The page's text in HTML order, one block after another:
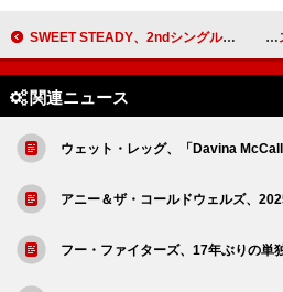
SWEET STEADY、2ndシングル『YAKIMOCHI/ぐっじょぶ！』ジャケ写＆収録内容公開
関連ニュース
ウェット・レッグ、「Davina
アニー＆ザ・コールドウェルズ、
フー・ファイターズ、17年ぶりの単